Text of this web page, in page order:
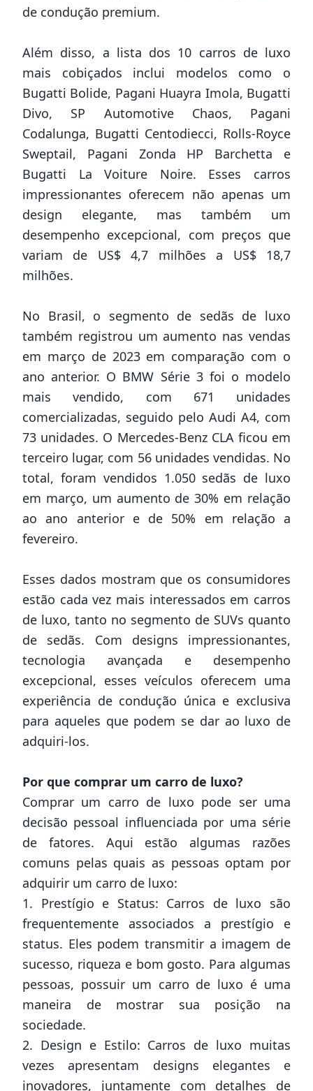
de condução premium.
Além disso, a lista dos 10 carros de luxo
mais cobiçados inclui modelos como o
Bugatti Bolide, Pagani Huayra Imola, Bugatti
Divo, SP Automotive Chaos, Pagani
Codalunga, Bugatti Centodiecci, Rolls-Royce
Sweptail, Pagani Zonda HP Barchetta e
Bugatti La Voiture Noire. Esses carros
impressionantes oferecem não apenas um
design elegante, mas também um
desempenho excepcional, com preços que
variam de US$ 4,7 milhões a US$ 18,7
milhões.
No Brasil, o segmento de sedãs de luxo
também registrou um aumento nas vendas
em março de 2023 em comparação com o
ano anterior. O BMW Série 3 foi o modelo
mais vendido, com 671 unidades
comercializadas, seguido pelo Audi A4, com
73 unidades. O Mercedes-Benz CLA ficou em
terceiro lugar, com 56 unidades vendidas. No
total, foram vendidos 1.050 sedãs de luxo
em março, um aumento de 30% em relação
ao ano anterior e de 50% em relação a
fevereiro.
Esses dados mostram que os consumidores
estão cada vez mais interessados em carros
de luxo, tanto no segmento de SUVs quanto
de sedãs. Com designs impressionantes,
tecnologia avançada e desempenho
excepcional, esses veículos oferecem uma
experiência de condução única e exclusiva
para aqueles que podem se dar ao luxo de
adquiri-los.
Por que comprar um carro de luxo?
Comprar um carro de luxo pode ser uma
decisão pessoal influenciada por uma série
de fatores. Aqui estão algumas razões
comuns pelas quais as pessoas optam por
adquirir um carro de luxo:
1. Prestígio e Status: Carros de luxo são
frequentemente associados a prestígio e
status. Eles podem transmitir a imagem de
sucesso, riqueza e bom gosto. Para algumas
pessoas, possuir um carro de luxo é uma
maneira de mostrar sua posição na
sociedade.
2. Design e Estilo: Carros de luxo muitas
vezes apresentam designs elegantes e
inovadores, juntamente com detalhes de